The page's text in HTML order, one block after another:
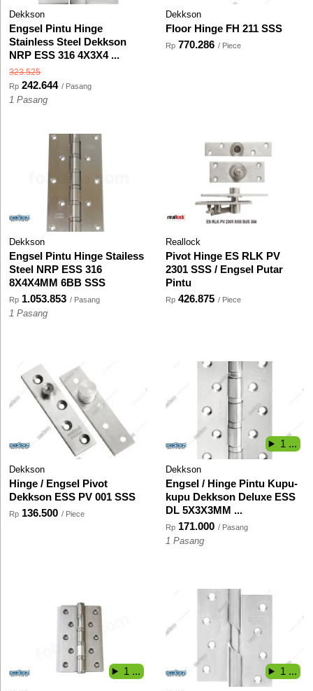
Dekkson
Engsel Pintu Hinge
Stainless Steel Dekkson
NRP ESS 316 4X3X4 ...
323.525
Rp 242.644 / Pasang
1 Pasang
Dekkson
Floor Hinge FH 211 SSS
Rp 770.286 / Piece
Dekkson
Engsel Pintu Hinge Stailess
Steel NRP ESS 316
8X4X4MM 6BB SSS
Rp 1.053.853 / Pasang
1 Pasang
Reallock
Pivot Hinge ES RLK PV
2301 SSS / Engsel Putar
Pintu
Rp 426.875 / Piece
Dekkson
Hinge / Engsel Pivot
Dekkson ESS PV 001 SSS
Rp 136.500 / Piece
Dekkson
Engsel / Hinge Pintu Kupu-
kupu Dekkson Deluxe ESS
DL 5X3X3MM ...
Rp 171.000 / Pasang
1 Pasang
1 ...
1 ... 1 ...